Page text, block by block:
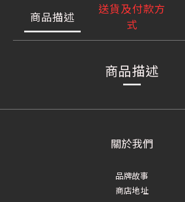
商品描述
送貨及付款方
式
商品描述
關於我們
品牌故事
商店地址